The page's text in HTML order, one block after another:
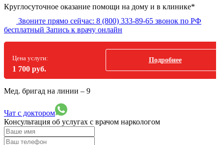
Круглосуточное оказание помощи на дому и в клинике*
Звоните прямо сейчас: 8 (800) 333-89-65 звонок по РФ
бесплатный Запись к врачу онлайн
Цена услуги:
1 700 руб.
Подробнее
Мед. бригад на линии – 9
Чат с доктором
Консультация об услугах с врачом наркологом